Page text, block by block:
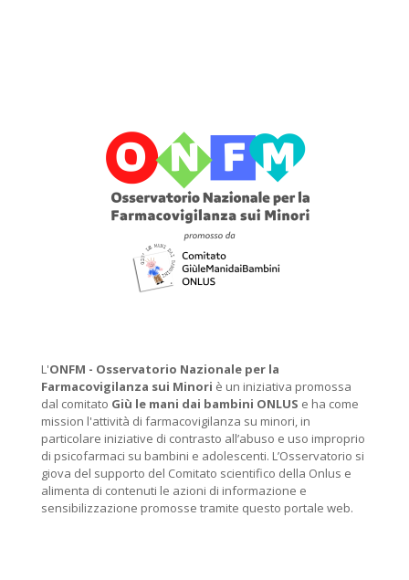
L'ONFM - Osservatorio Nazionale per la
Farmacovigilanza sui Minori è un iniziativa promossa
dal comitato Giù le mani dai bambini ONLUS e ha come
mission l'attività di farmacovigilanza su minori, in
particolare iniziative di contrasto all’abuso e uso improprio
di psicofarmaci su bambini e adolescenti. L’Osservatorio si
giova del supporto del Comitato scientifico della Onlus e
alimenta di contenuti le azioni di informazione e
sensibilizzazione promosse tramite questo portale web.